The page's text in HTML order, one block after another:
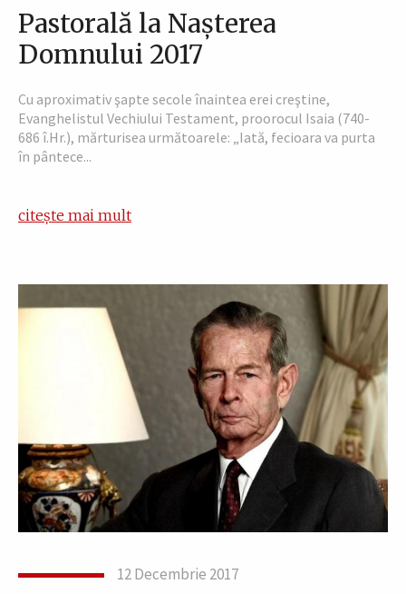
Pastorală la Naşterea
Domnului 2017
Cu aproximativ şapte secole înaintea erei creştine,
Evanghelistul Vechiului Testament, proorocul Isaia (740-
686 î.Hr.), mărturisea următoarele: „Iată, fecioara va purta
în pântece...
citește mai mult
12 Decembrie 2017